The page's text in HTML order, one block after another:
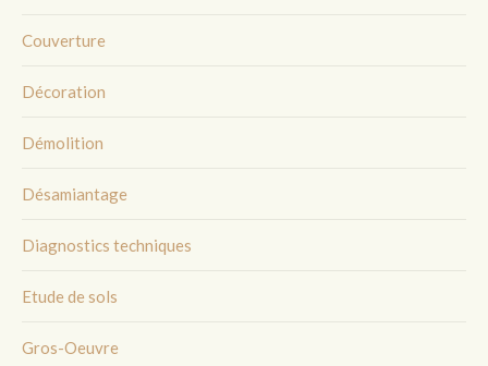
Couverture
Décoration
Démolition
Désamiantage
Diagnostics techniques
Etude de sols
Gros-Oeuvre